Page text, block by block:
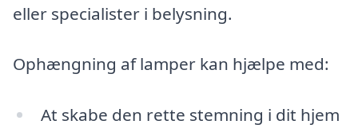
eller specialister i belysning.
Ophængning af lamper kan hjælpe med:
At skabe den rette stemning i dit hjem